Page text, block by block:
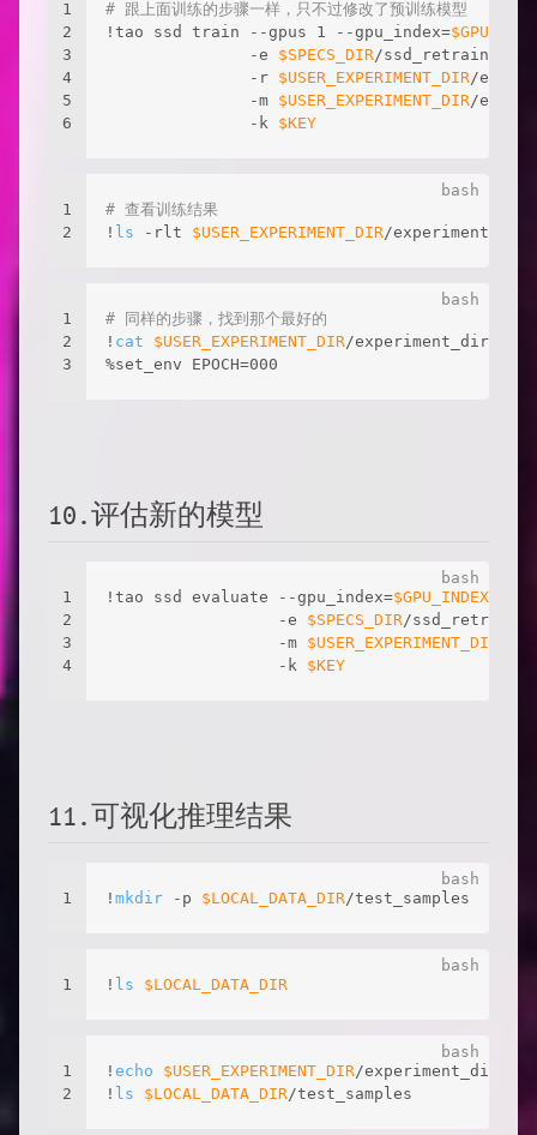
1
2
3
4
5
6
# 跟上面训练的步骤一样，只不过修改了预训练模型
!tao ssd train --gpus 1 --gpu_index=
               -e
$SPECS_DIR/
               -r
$USER_EXPERIMENT_DIR/
               -m
$USER_EXPERIMENT_DIR/
               -k
$KEY
1
2
# 查看训练结果
! ls -rlt $USER_EXPERIMENT_DIR/
1
2
3
# 同样的步骤，找到那个最好的
! cat $USER_EXPERIMENT_DIR/
%set_env EPOCH=000
10.评估新的模型
1
2
3
4
!tao ssd evaluate --gpu_index=$GPU_INDEX
                  -e
$SPECS_DIR/
                  -m
$USER_EXPERIMENT_DIR
                  -k
$KEY
11.可视化推理结果
1 ! mkdir -p $LOCAL_DATA_DIR/test_samples
1 ! ls $LOCAL_DATA_DIR
1
2
! echo $USER_EXPERIMENT_DIR/
! ls $LOCAL_DATA_DIR/test_samples